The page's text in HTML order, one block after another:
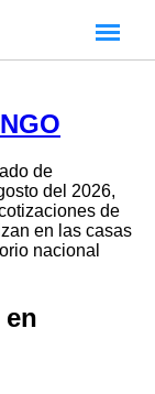
de
del 2026,
de
en las casas
nacional